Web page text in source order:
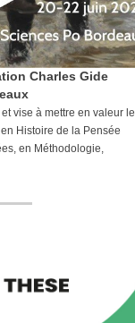
Charles Gide
vise à mettre en valeur
Histoire de la Pensée
en Méthodologie,